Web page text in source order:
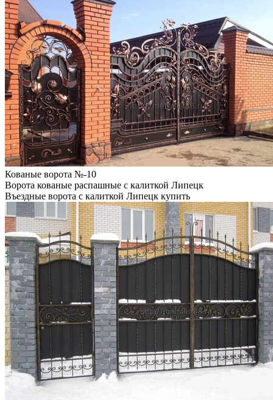
Кованые ворота №-10
Ворота кованые распашные с калиткой Липецк
Въездные ворота с калиткой Липецк купить